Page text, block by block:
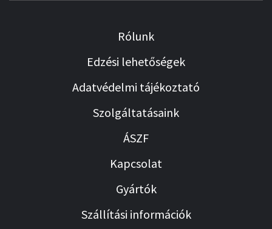
Rólunk
Edzési lehetőségek
Adatvédelmi tájékoztató
Szolgáltatásaink
ÁSZF
Kapcsolat
Gyártók
Szállítási információk